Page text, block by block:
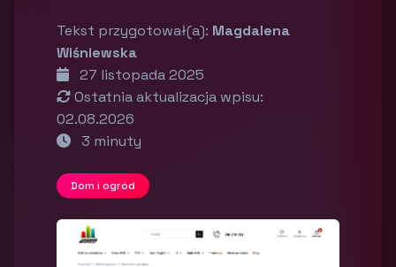
Tekst przygotował(a): Magdalena
Wiśniewska
27 listopada 2025
Ostatnia aktualizacja wpisu:
02.08.2026
3 minuty
Dom i ogród